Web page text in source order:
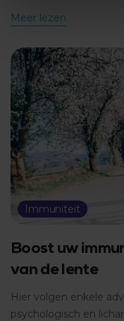
Meer lezen
Immuniteit
Boost uw
van de lente
Hier volgen enkele
psychologisch en